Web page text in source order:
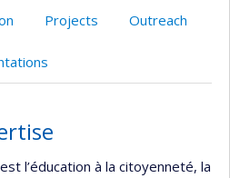
Projects Outreach
l’éducation à la citoyenneté, la